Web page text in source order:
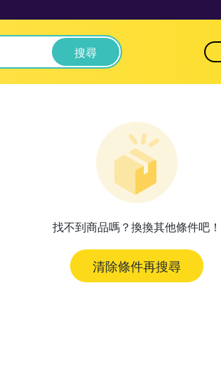
搜尋
找不到商品嗎？換換其他條件吧！
清除條件再搜尋